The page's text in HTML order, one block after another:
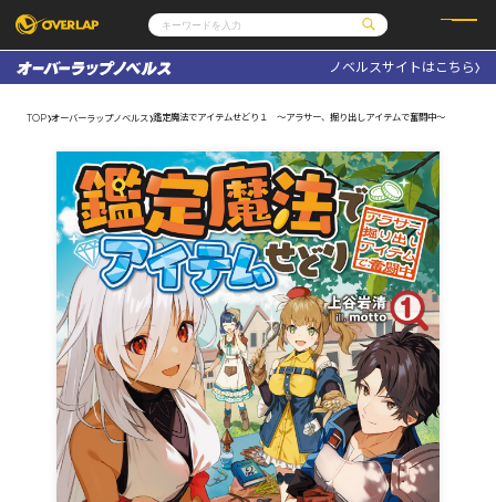
コミックガルド
コミッククリエ
文庫
ノベルス
その他
コミックエッセイ
ポケットモンスター
アニメ
ゲーム
通販・NEWS
OVERLAP STORE
オーバーラップ広報室
企業
会社概要
採用情報
アクセス
オーバーラップホールディングス
お問い合わせはこちら
オーバーラップ文庫
オーバーラップノベルス
オーバーラップノベルスf
ノベルスサイトはこちら
TOP オーバーラップノベルス 鑑定魔法でアイテムせどり１ ～アラサー、掘り出しアイテムで奮闘中～